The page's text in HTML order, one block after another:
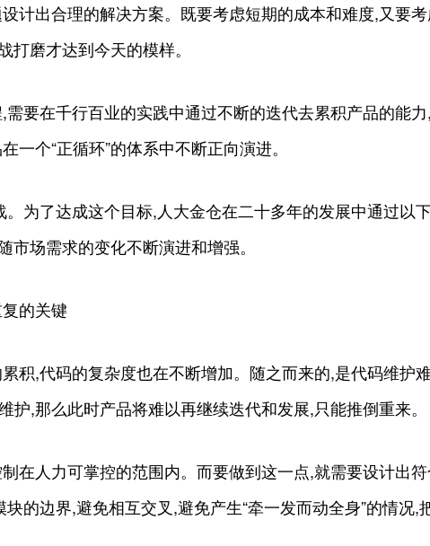
出合理的解决方案。既要考虑短期的成本和难度,又要
磨才达到今天的模样。
要在千行百业的实践中通过不断的迭代去累积产品的能
个“正循环”的体系中不断正向演进。
为了达成这个目标,人大金仓在二十多年的发展中通过以
市场需求的变化不断演进和增强。
的关键
积,代码的复杂度也在不断增加。随之而来的,是代码维护
,那么此时产品将难以再继续迭代和发展,只能推倒重来。
在人力可掌控的范围内。而要做到这一点,就需要设计出符
的边界,避免相互交叉,避免产生“牵一发而动全身”的情况,